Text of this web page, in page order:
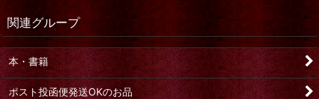
関連グループ
本・書籍
ポスト投函便発送OKのお品